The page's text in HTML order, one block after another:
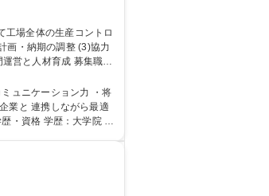
材育成 募集職種
ュニケーション力 ・将